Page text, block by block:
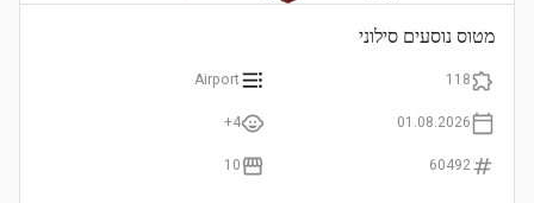
מטוס נוסעים סילוני
118
Airport
01.08.2026
4+
60492
10